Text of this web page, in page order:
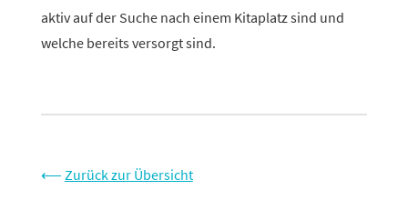
aktiv auf der Suche nach einem Kitaplatz sind und
welche bereits versorgt sind.
⟵ Zurück zur Übersicht